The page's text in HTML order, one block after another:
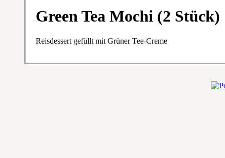
Green Tea Mochi (2 Stück)
Reisdessert gefüllt mit Grüner Tee-Creme